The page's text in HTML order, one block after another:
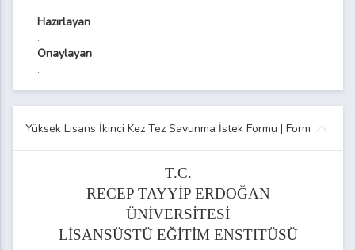
Hazırlayan
.
Onaylayan
.
Yüksek Lisans İkinci Kez Tez Savunma İstek Formu | Form
T.C.
RECEP TAYYİP ERDOĞAN
ÜNİVERSİTESİ
LİSANSÜSTÜ EĞİTİM ENSTITÜSÜ